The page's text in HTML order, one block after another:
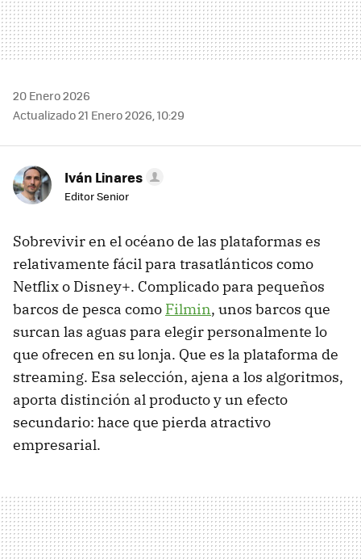
20 Enero 2026
Actualizado 21 Enero 2026, 10:29
Iván Linares
Editor Senior
Sobrevivir en el océano de las plataformas es
relativamente fácil para trasatlánticos como
Netflix o Disney+. Complicado para pequeños
barcos de pesca como Filmin, unos barcos que
surcan las aguas para elegir personalmente lo
que ofrecen en su lonja. Que es la plataforma de
streaming. Esa selección, ajena a los algoritmos,
aporta distinción al producto y un efecto
secundario: hace que pierda atractivo
empresarial.